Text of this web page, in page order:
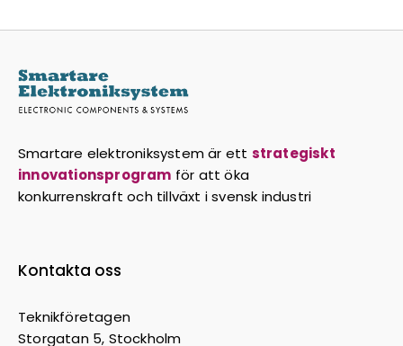
Smartare elektroniksystem är ett strategiskt
innovationsprogram för att öka
konkurrenskraft och tillväxt i svensk industri
Kontakta oss
Teknikföretagen
Storgatan 5, Stockholm